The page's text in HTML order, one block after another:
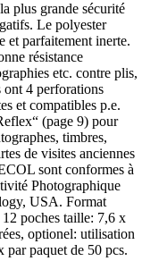
plus grande sécurité
Le polyester
et parfaitement inerte.
résistance
etc. contre plis,
ont 4 perforations
et compatibles p.e.
(page 9) pour
timbres,
de visites anciennes
sont conformes à
Photographique
USA. Format
poches taille: 7,6 x
optionel: utilisation
par paquet de 50 pcs.